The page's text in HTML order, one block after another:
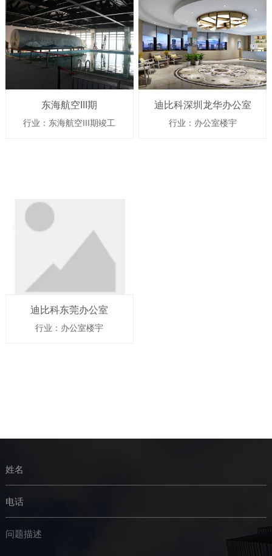
东海航空III期
行业：东海航空III期竣工
迪比科深圳龙华办公室
行业：办公室楼宇
迪比科东莞办公室
行业：办公室楼宇